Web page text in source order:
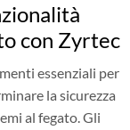
con Zyrtec
essenziali per
la sicurezza
al fegato. Gli